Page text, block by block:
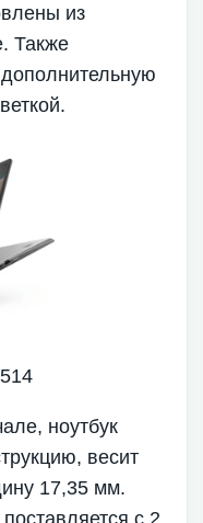
из
Также
ноутбук
весит
17,35 мм.